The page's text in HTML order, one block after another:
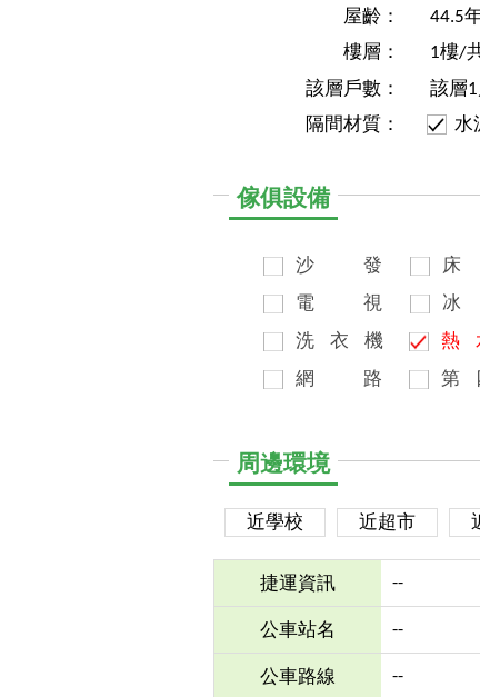
屋齡：
44.5
樓層：
1樓/
該層戶數：
該層
隔間材質：
水
傢俱設備
沙
發
電
視
洗
衣
機
網
路
床
冰
熱
第
周邊環境
近學校 近超市
捷運資訊 --
公車站名 --
公車路線 --